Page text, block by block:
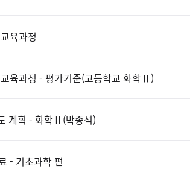
육과정
육과정 - 평가기준(고등학교 화학Ⅱ)
계획 - 화학Ⅱ(박종석)
- 기초과학 편